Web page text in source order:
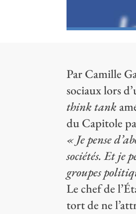
Par Camille
sociaux lors
think tank
du Capitole
« Je pense
sociétés. Et je
groupes
Le chef de
tort de ne